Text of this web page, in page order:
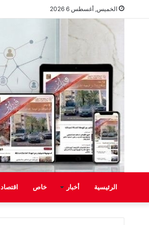
الخميس, أغسطس 6 2026
الرئيسية أخبار خاص اقتصاد